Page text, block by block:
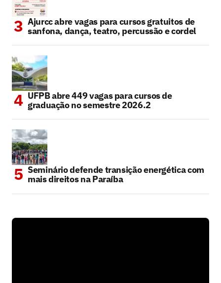
Ajurcc abre vagas para cursos gratuitos de
sanfona, dança, teatro, percussão e cordel
UFPB abre 449 vagas para cursos de
graduação no semestre 2026.2
Seminário defende transição energética com
mais direitos na Paraíba